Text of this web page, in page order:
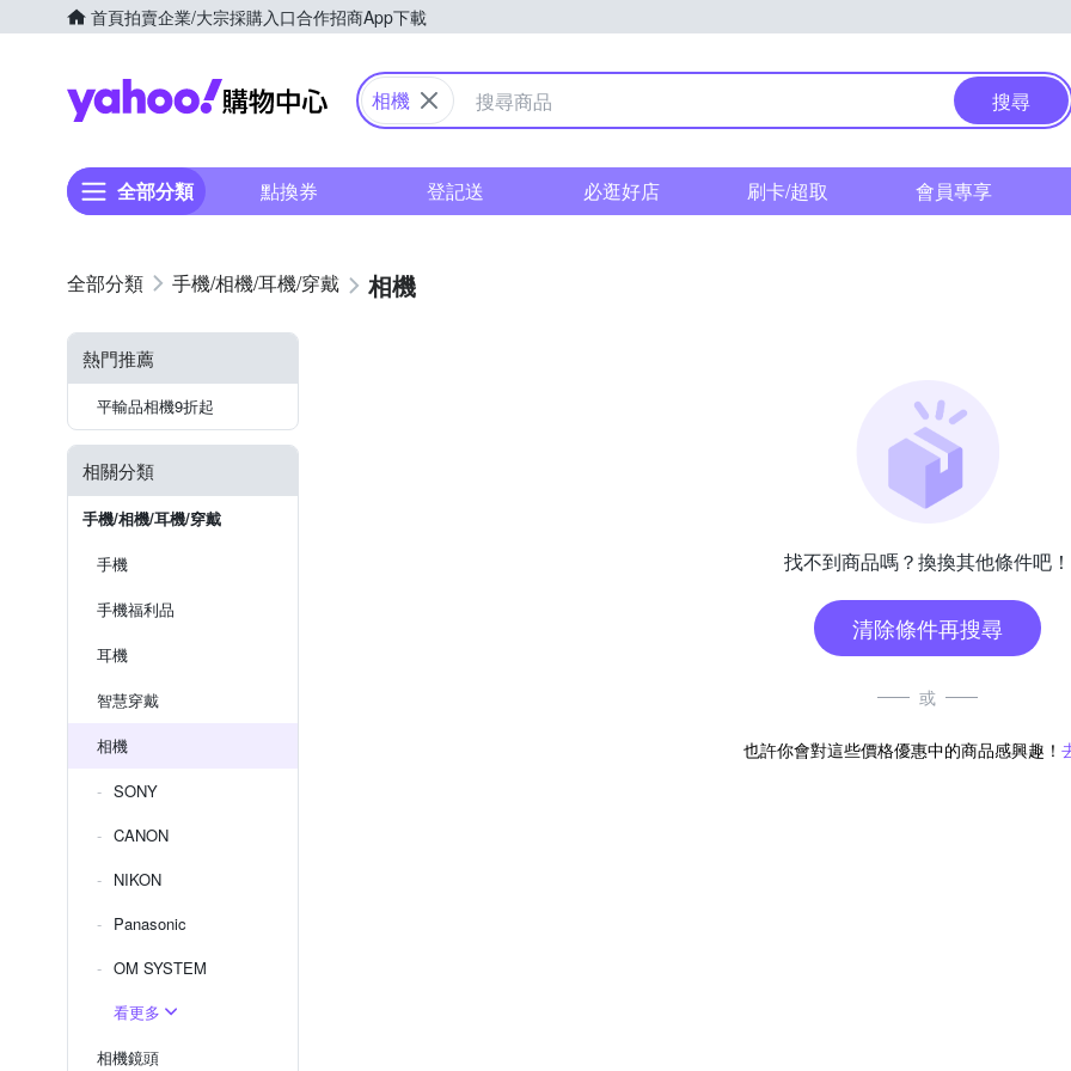
首頁拍賣企業/大宗採購入口合作招商App下載
Yahoo購物中心
相機 搜尋
全部分類 點換券 登記送 必逛好店 刷卡/超取 會員專享
手機/相機/耳機/穿戴 相機
熱門推薦
平輸品相機9折起
相關分類
手機/相機/耳機/穿戴
手機
手機福利品
耳機
智慧穿戴
相機
SONY
CANON
NIKON
Panasonic
OM SYSTEM
看更多
相機鏡頭
找不到商品嗎？換換其他條件吧！
清除條件再搜尋
或
也許你會對這些價格優惠中的商品感興趣！